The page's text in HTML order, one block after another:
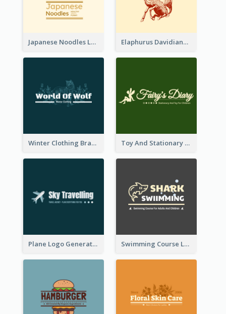
Japanese Noodles Logo Created With Illustration Of Meal Elaphurus Davidianus Logo Created For Store Selling Chinese Literature Goods
Winter Clothing Brand Logo Generated With Illustrations Of Wolf And Plant Toy And Stationary Store Logo Created With Decorations Of Fairy And Stars
Plane Logo Generated For Travel Agency Swimming Course Logo Designed With Cartoon Illustration Of Shark